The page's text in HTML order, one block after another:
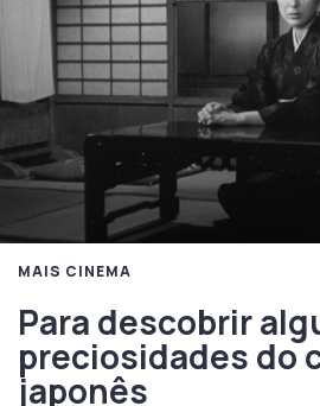
MAIS CINEMA
Para descobrir
preciosidades do
japonês